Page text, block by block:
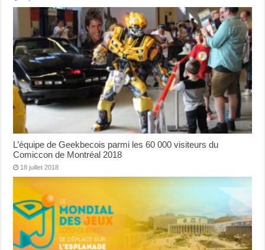
L’équipe de Geekbecois parmi les 60 000 visiteurs du
Comiccon de Montréal 2018
18 juillet 2018